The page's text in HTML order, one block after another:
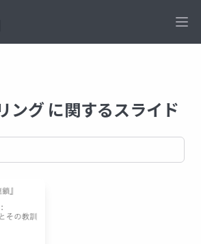
ング に関するスライド